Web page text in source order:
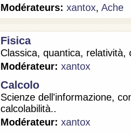
Modérateurs: xantox, Ache
Fisica
Classica, quantica, relatività,
Modérateur: xantox
Calcolo
Scienze dell'informazione,
calcolabilità..
Modérateur: xantox